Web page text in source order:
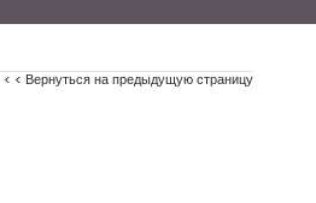
< < Вернуться на предыдущую страницу